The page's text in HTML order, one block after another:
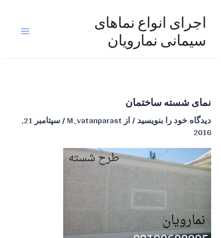
اجرای انواع نماهای
سیمانی نمارویان
Main
نمای شسته ساختمان
دیدگاه‌ خود را بنویسید/ ازM_vatanparast
/ سپتامبر 21,
2016